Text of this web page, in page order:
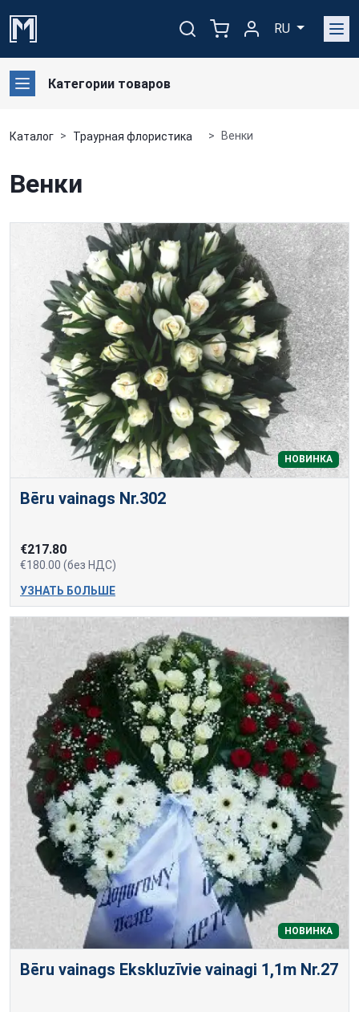
RU
Категории товаров
Каталог Траурная флористика Венки
Венки
НОВИНКА
Bēru vainags Nr.302
€217.80
€180.00 (без НДС)
УЗНАТЬ БОЛЬШЕ
НОВИНКА
Bēru vainags Ekskluzīvie vainagi 1,1m Nr.27